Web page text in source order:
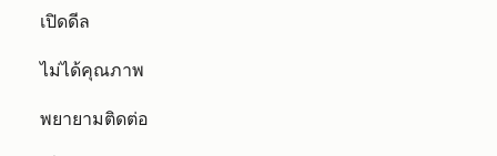
เปิดดีล
ไม่ได้คุณภาพ
พยายามติดต่อ